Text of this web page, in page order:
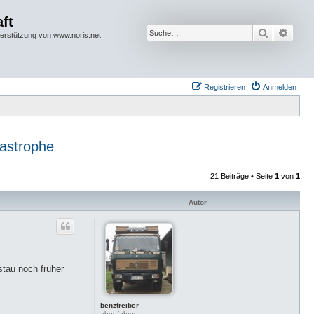
von www.noris.net Suche
Anmelden
Registrieren
21 Beiträge • Seite 1 von 1
Autor
benztreiber
noch früher